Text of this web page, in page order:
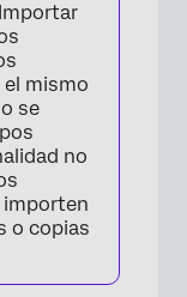
mismo
se
no
o copias